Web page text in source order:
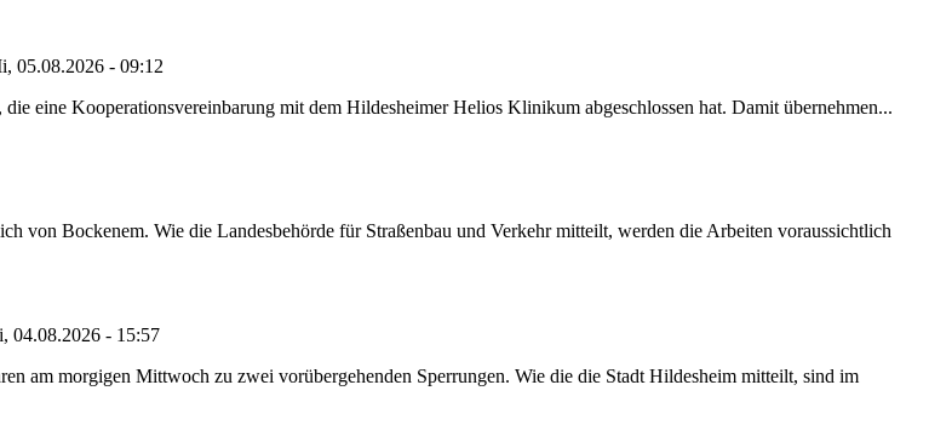
05.08.2026 - 09:12
eine Kooperationsvereinbarung mit dem Hildesheimer Helios Klinikum abgeschlossen hat. Damit übernehmen...
von Bockenem. Wie die Landesbehörde für Straßenbau und Verkehr mitteilt, werden die Arbeiten voraussichtlich
04.08.2026 - 15:57
am morgigen Mittwoch zu zwei vorübergehenden Sperrungen. Wie die die Stadt Hildesheim mitteilt, sind im